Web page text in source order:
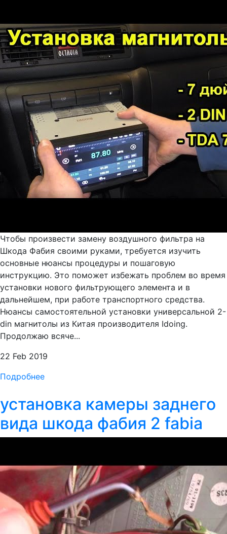
Чтобы произвести замену воздушного фильтра на
Шкода Фабия своими руками, требуется изучить
основные нюансы процедуры и пошаговую
инструкцию. Это поможет избежать проблем во время
установки нового фильтрующего элемента и в
дальнейшем, при работе транспортного средства.
Нюансы самостоятельной установки универсальной 2-
din магнитолы из Китая производителя Idoing.
Продолжаю всяче...
22 Feb 2019
Подробнее
установка камеры заднего
вида шкода фабия 2 fabia